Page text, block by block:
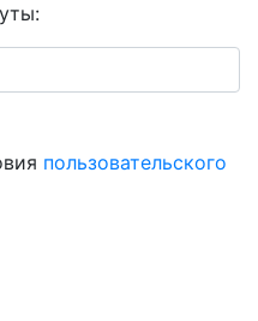
пользовательского